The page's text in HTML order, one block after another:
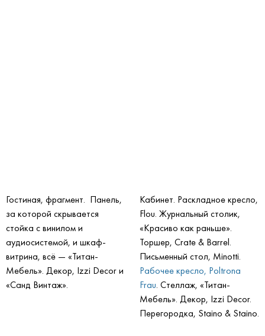
Гостиная, фрагмент. Панель,
за которой скрывается
стойка с винилом и
аудиосистемой, и шкаф-
витрина, всё — «Титан-
Мебель». Декор, Izzi Decor и
«Санд Винтаж».
Кабинет. Раскладное кресло,
Flou. Журнальный столик,
«Красиво как раньше».
Торшер, Crate & Barrel.
Письменный стол, Minotti.
Рабочее кресло, Poltrona
Frau. Стеллаж, «Титан-
Мебель». Декор, Izzi Decor.
Перегородка, Staino & Staino.